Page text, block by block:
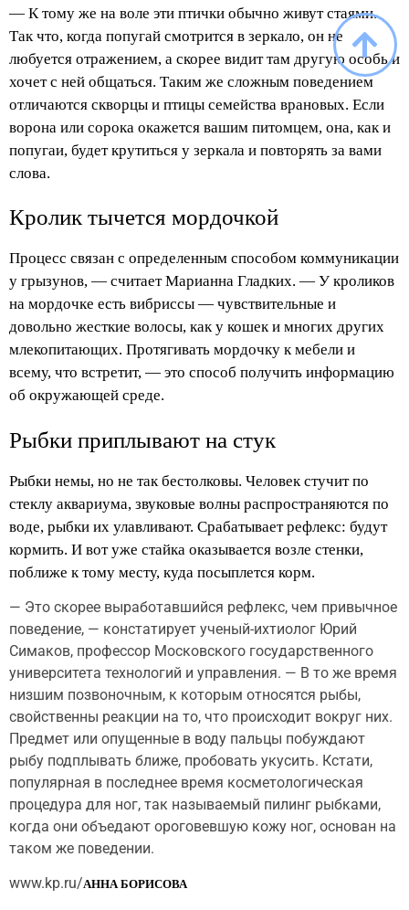
— К тому же на воле эти птички обычно живут стаями.
Так что, когда попугай смотрится в зеркало, он не
любуется отражением, а скорее видит там другую особь и
хочет с ней общаться. Таким же сложным поведением
отличаются скворцы и птицы семейства врановых. Если
ворона или сорока окажется вашим питомцем, она, как и
попугаи, будет крутиться у зеркала и повторять за вами
слова.
Кролик тычется мордочкой
Процесс связан с определенным способом коммуникации
у грызунов, — считает Марианна Гладких. — У кроликов
на мордочке есть вибриссы — чувствительные и
довольно жесткие волосы, как у кошек и многих других
млекопитающих. Протягивать мордочку к мебели и
всему, что встретит, — это способ получить информацию
об окружающей среде.
Рыбки приплывают на стук
Рыбки немы, но не так бестолковы. Человек стучит по
стеклу аквариума, звуковые волны распространяются по
воде, рыбки их улавливают. Срабатывает рефлекс: будут
кормить. И вот уже стайка оказывается возле стенки,
поближе к тому месту, куда посыплется корм.
— Это скорее выработавшийся рефлекс, чем привычное
поведение, — констатирует ученый-ихтиолог Юрий
Симаков, профессор Московского государственного
университета технологий и управления. — В то же время
низшим позвоночным, к которым относятся рыбы,
свойственны реакции на то, что происходит вокруг них.
Предмет или опущенные в воду пальцы побуждают
рыбу подплывать ближе, пробовать укусить. Кстати,
популярная в последнее время косметологическая
процедура для ног, так называемый пилинг рыбками,
когда они объедают ороговевшую кожу ног, основан на
таком же поведении.
www.kp.ru/АННА БОРИСОВА